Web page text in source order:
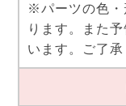
※パーツの色・
ります。また
います。ご了承